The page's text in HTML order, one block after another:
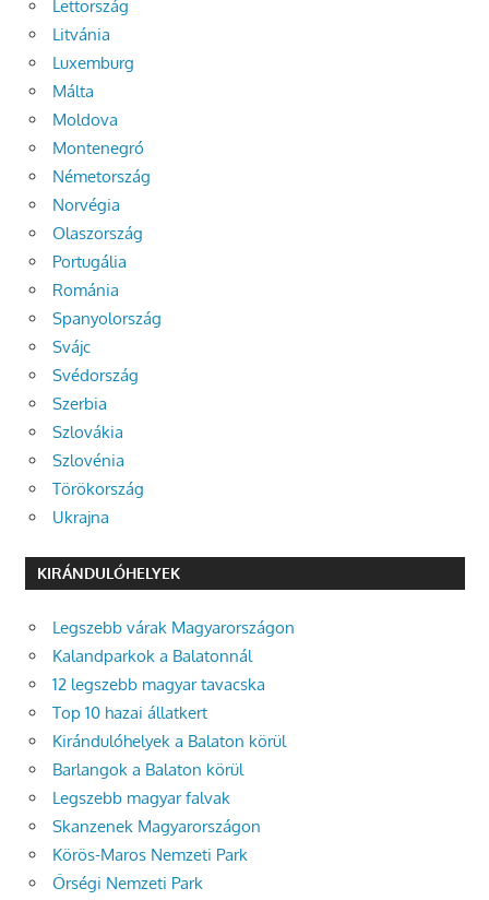
Lettország
Litvánia
Luxemburg
Málta
Moldova
Montenegró
Németország
Norvégia
Olaszország
Portugália
Románia
Spanyolország
Svájc
Svédország
Szerbia
Szlovákia
Szlovénia
Törökország
Ukrajna
KIRÁNDULÓHELYEK
Legszebb várak Magyarországon
Kalandparkok a Balatonnál
12 legszebb magyar tavacska
Top 10 hazai állatkert
Kirándulóhelyek a Balaton körül
Barlangok a Balaton körül
Legszebb magyar falvak
Skanzenek Magyarországon
Körös-Maros Nemzeti Park
Őrségi Nemzeti Park